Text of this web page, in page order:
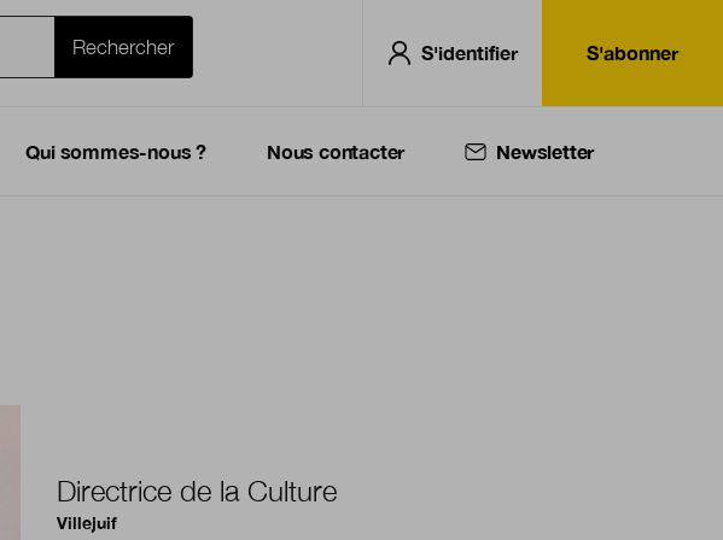
S'identifier S'abonner
Qui sommes-nous ? Nous contacter Newsletter
Directrice de la Culture
Villejuif